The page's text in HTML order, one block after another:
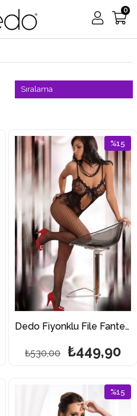
0
Sıralama
Dedo Fiyonklu File Fantezi Fantazi Vücut Çorabı 5009
₺449,90
₺530,00
%15
İndirim
%15